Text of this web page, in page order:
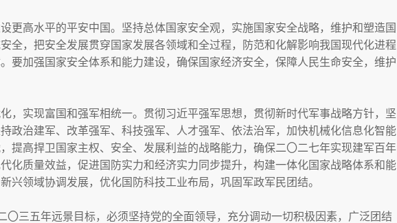
更高水平的平安中国。坚持总体国家安全观，实施国家安全战略，维护和塑造国
全，把安全发展贯穿国家发展各领域和全过程，防范和化解影响我国现代化进程
要加强国家安全体系和能力建设，确保国家经济安全，保障人民生命安全，维护
，实现富国和强军相统一。贯彻习近平强军思想，贯彻新时代军事战略方针，坚
政治建军、改革强军、科技强军、人才强军、依法治军，加快机械化信息化智能
提高捍卫国家主权、安全、发展利益的战略能力，确保二〇二七年实现建军百年
化质量效益，促进国防实力和经济实力同步提升，构建一体化国家战略体系和能
兴领域协调发展，优化国防科技工业布局，巩固军政军民团结。
〇三五年远景目标，必须坚持党的全面领导，充分调动一切积极因素，广泛团结